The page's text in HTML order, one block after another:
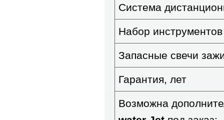
Система
Набор инструментов
Запасные свечи
Гарантия, лет
Возможна